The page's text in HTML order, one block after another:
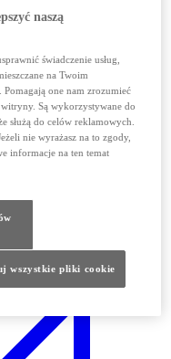
naszą
świadczenie usług,
na Twoim
one nam zrozumieć
Są wykorzystywane do
służą do celów reklamowych.
nie wyrażasz na to zgody,
informacje na ten temat
wszystkie pliki cookie